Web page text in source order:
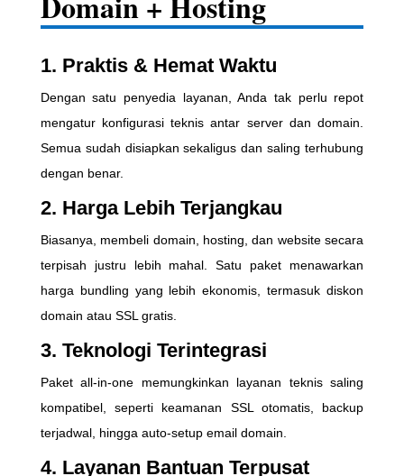
1. Praktis & Hemat Waktu
Dengan satu penyedia layanan, Anda tak perlu repot
mengatur konfigurasi teknis antar server dan domain.
Semua sudah disiapkan sekaligus dan saling terhubung
dengan benar.
2. Harga Lebih Terjangkau
Biasanya, membeli domain, hosting, dan website secara
terpisah justru lebih mahal. Satu paket menawarkan
harga bundling yang lebih ekonomis, termasuk diskon
domain atau SSL gratis.
3. Teknologi Terintegrasi
Paket all-in-one memungkinkan layanan teknis saling
kompatibel, seperti keamanan SSL otomatis, backup
terjadwal, hingga auto-setup email domain.
4. Layanan Bantuan Terpusat